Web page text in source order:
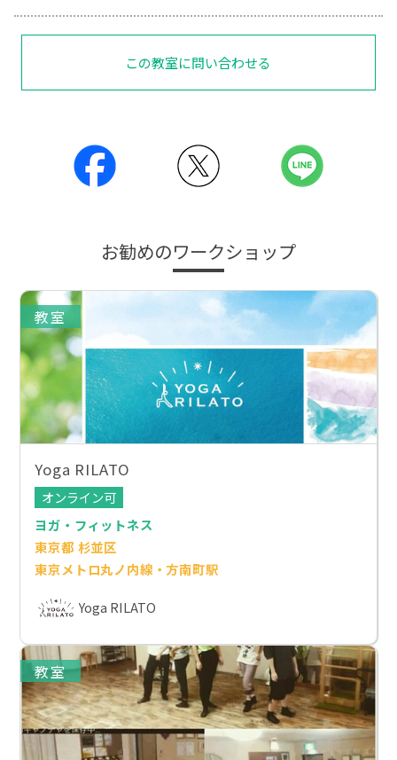
この教室に問い合わせる
お勧めのワークショップ
教室
Yoga RILATO
オンライン可
ヨガ・フィットネス
東京都 杉並区
東京メトロ丸ノ内線・方南町駅
Yoga RILATO
教室